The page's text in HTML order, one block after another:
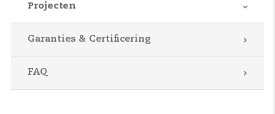
Projecten
Garanties & Certificering
FAQ